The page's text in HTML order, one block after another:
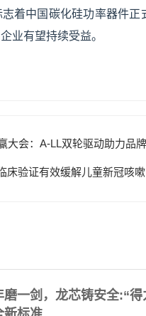
着中国碳化硅功率器件
业有望持续受益。
大会：A-LL双轮驱动助力品
床验证有效缓解儿童新冠咳
磨一剑，龙芯铸安全:“